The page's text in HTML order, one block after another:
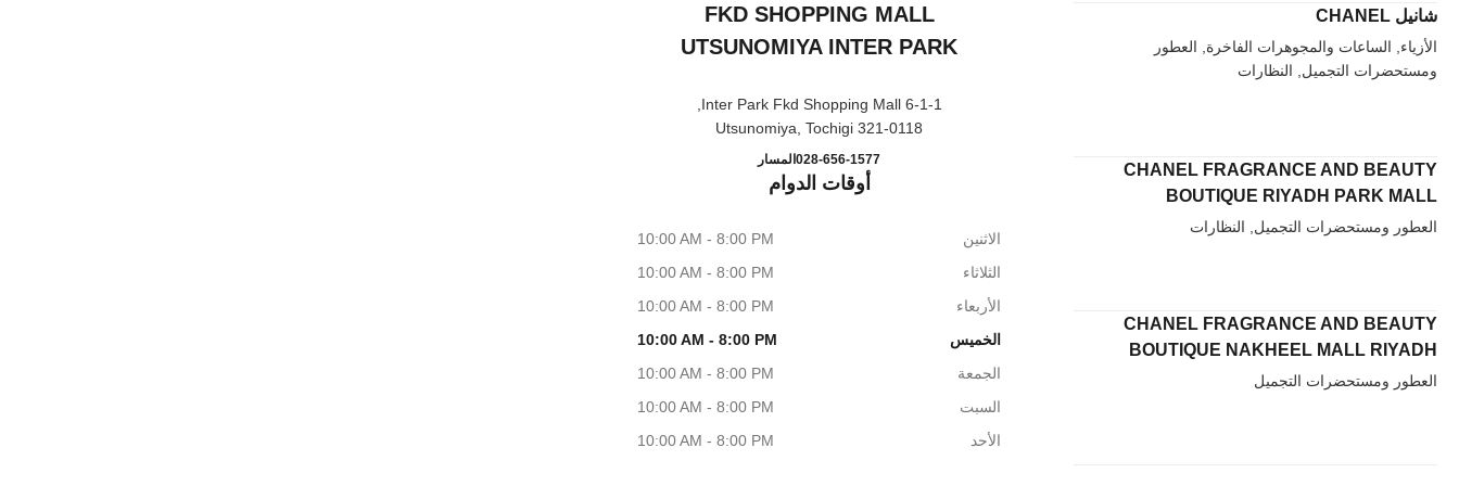
شانيل CHANEL
الأزياء, الساعات والمجوهرات الفاخرة, العطور
ومستحضرات التجميل, النظارات
CHANEL FRAGRANCE AND BEAUTY
BOUTIQUE RIYADH PARK MALL
العطور ومستحضرات التجميل, النظارات
CHANEL FRAGRANCE AND BEAUTY
BOUTIQUE NAKHEEL MALL RIYADH
العطور ومستحضرات التجميل
FKD SHOPPING MALL
UTSUNOMIYA INTER PARK
6-1-1 Inter Park Fkd Shopping Mall,
321-0118 Utsunomiya, Tochigi
اتصال
028-656-1577 المسارCHANEL FRAGRANCE & BEAUTY FKD Shopping mall Utsunomiya Inter park
أوقات الدوام
الاثنين
10:00 AM - 8:00 PM
الثلاثاء
10:00 AM - 8:00 PM
الأربعاء
10:00 AM - 8:00 PM
الخميس
10:00 AM - 8:00 PM
الجمعة
10:00 AM - 8:00 PM
السبت
10:00 AM - 8:00 PM
الأحد
10:00 AM - 8:00 PM